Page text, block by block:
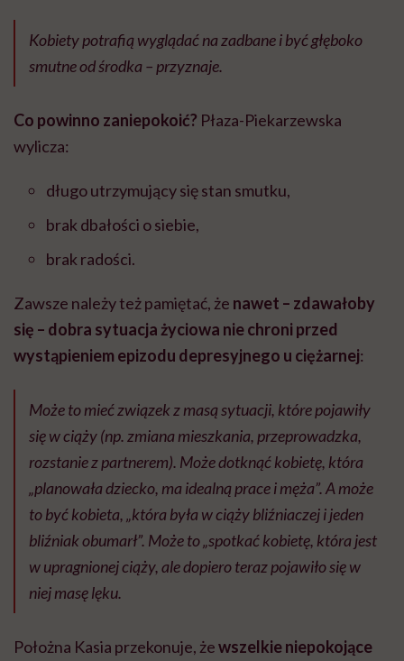
Kobiety potrafią wyglądać na zadbane i być głęboko
smutne od środka – przyznaje.
Co powinno zaniepokoić? Płaza-Piekarzewska
wylicza:
długo utrzymujący się stan smutku,
brak dbałości o siebie,
brak radości.
Zawsze należy też pamiętać, że nawet – zdawałoby
się – dobra sytuacja życiowa nie chroni przed
wystąpieniem epizodu depresyjnego u ciężarnej:
Może to mieć związek z masą sytuacji, które pojawiły
się w ciąży (np. zmiana mieszkania, przeprowadzka,
rozstanie z partnerem). Może dotknąć kobietę, która
„planowała dziecko, ma idealną prace i męża”. A może
to być kobieta, „która była w ciąży bliźniaczej i jeden
bliźniak obumarł”. Może to „spotkać kobietę, która jest
w upragnionej ciąży, ale dopiero teraz pojawiło się w
niej masę lęku.
Położna Kasia przekonuje, żewszelkie niepokojące